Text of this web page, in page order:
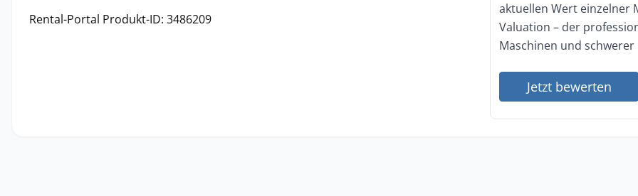
Rental-Portal Produkt-ID: 3486209
aktuellen Wert einzelner
Valuation – der
Maschinen und schwerer
Jetzt bewerten